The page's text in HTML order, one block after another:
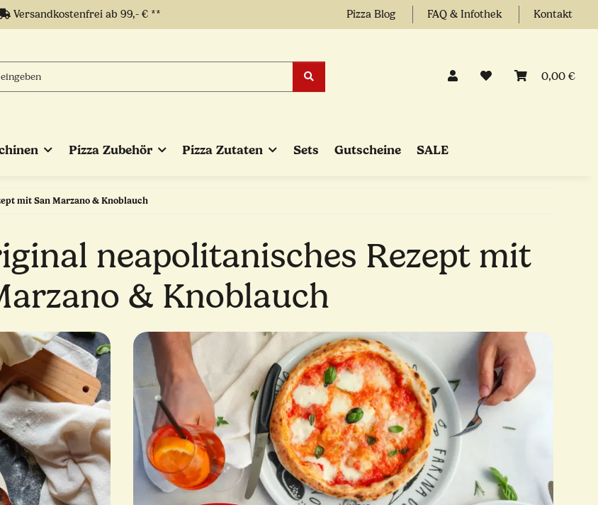
Versandkostenfrei ab 99,- € ** Pizza Blog FAQ & Infothek Kontakt
0,00 €
Pizza Zubehör Pizza Zutaten Sets Gutscheine SALE
mit San Marzano & Knoblauch
neapolitanisches Rezept mit
& Knoblauch